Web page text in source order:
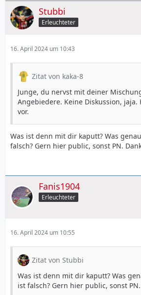
Stubbi
Erleuchteter
16. April 2024 um 10:43
Zitat von kaka-8
Junge, du nervst mit deiner
Angebiedere. Keine Diskussion,
vor.
Was ist denn mit dir kaputt? Was
falsch? Gern hier public, sonst PN.
Fanis1904
Erleuchteter
16. April 2024 um 10:55
Zitat von Stubbi
Was ist denn mit dir kaputt? Was
ist falsch? Gern hier public, sonst